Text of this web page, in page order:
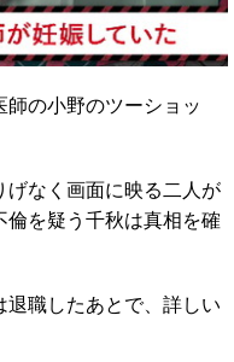
の小野のツーショッ
げなく画面に映る二人が
を疑う千秋は真相を確
退職したあとで、詳しい